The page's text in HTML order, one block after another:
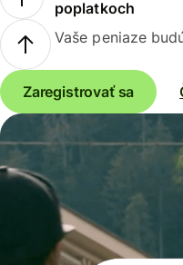
poplatkoch
Vaše peniaze
Zaregistrovať sa